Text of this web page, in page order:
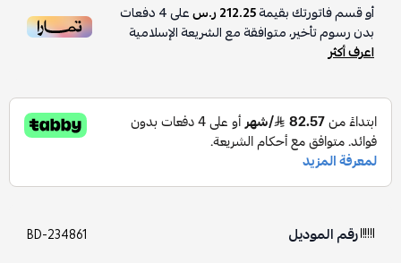
أو قسم فاتورتك بقيمة212.25 ر.س على4دفعات
بدون رسوم تأخير، متوافقة مع الشريعة الإسلامية
اعرف أكثر
رقم الموديل BD-234861